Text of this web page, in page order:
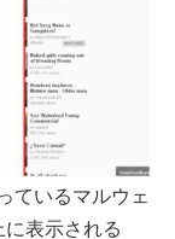
ているマルウェ
表示される